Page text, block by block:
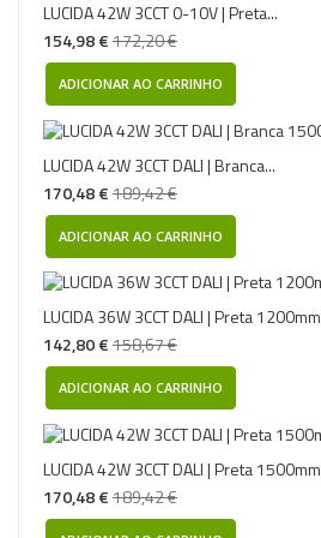
LUCIDA 42W 3CCT 0-10V | Preta...
154,98 €172,20 €
ADICIONAR AO CARRINHO
LUCIDA 42W 3CCT DALI | Branca...
170,48 €189,42 €
ADICIONAR AO CARRINHO
LUCIDA 36W 3CCT DALI | Preta 1200mm
142,80 €158,67 €
ADICIONAR AO CARRINHO
LUCIDA 42W 3CCT DALI | Preta 1500mm
170,48 €189,42 €